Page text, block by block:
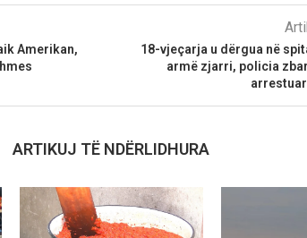
Amerikan,
18-vjeçarja u dërgua në
armë zjarri, policia
ARTIKUJ TË NDËRLIDHURA